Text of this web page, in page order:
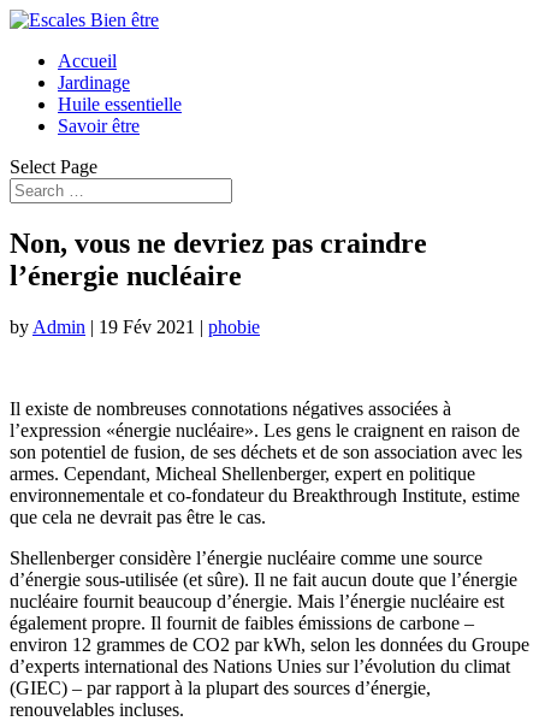
Accueil
Jardinage
Huile essentielle
Savoir être
Select Page
Non, vous ne devriez pas craindre
l’énergie nucléaire
by Admin | 19 Fév 2021 | phobie
Il existe de nombreuses connotations négatives associées à
l’expression «énergie nucléaire». Les gens le craignent en raison de
son potentiel de fusion, de ses déchets et de son association avec les
armes. Cependant, Micheal Shellenberger, expert en politique
environnementale et co-fondateur du Breakthrough Institute, estime
que cela ne devrait pas être le cas.
Shellenberger considère l’énergie nucléaire comme une source
d’énergie sous-utilisée (et sûre). Il ne fait aucun doute que l’énergie
nucléaire fournit beaucoup d’énergie. Mais l’énergie nucléaire est
également propre. Il fournit de faibles émissions de carbone –
environ 12 grammes de CO2 par kWh, selon les données du Groupe
d’experts international des Nations Unies sur l’évolution du climat
(GIEC) – par rapport à la plupart des sources d’énergie,
renouvelables incluses.